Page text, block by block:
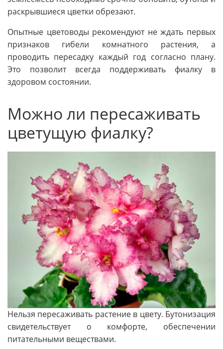
раскрывшиеся цветки обрезают.
Опытные цветоводы рекомендуют не ждать первых
признаков гибели комнатного растения, а
проводить пересадку каждый год согласно плану.
Это позволит всегда поддерживать фиалку в
здоровом состоянии.
Можно ли пересаживать
цветущую фиалку?
Нельзя пересаживать растение в цвету. Бутонизация
свидетельствует о комфорте, обеспечении
питательными веществами.